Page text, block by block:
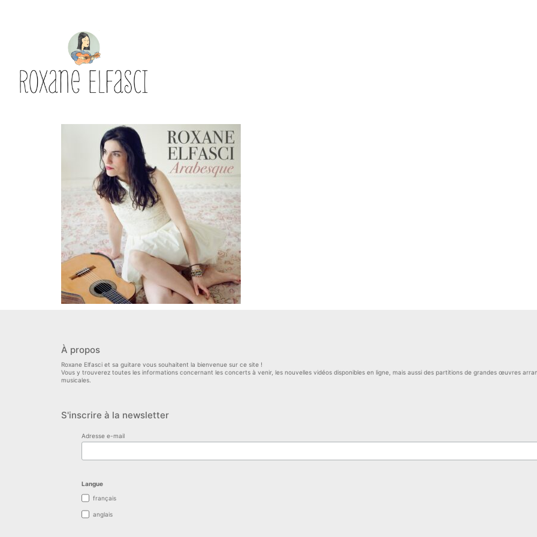
À propos
Roxane Elfasci et sa guitare vous souhaitent la bienvenue sur ce site !
Vous y trouverez toutes les informations concernant les concerts à venir, les nouvelles vidéos disponibles en ligne, mais aussi des partitions de grandes œuvres
musicales.
S'inscrire à la newsletter
Adresse e-mail
Langue
français
anglais